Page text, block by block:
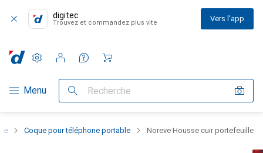
digitec
Trouvez et commandez plus vite Vers l'app
Navigation par catégorie
Menu Recherche
Paramètres
Compte client
Listes de comparaison
Listes d'envies
Panier
Coque pour téléphone portable Noreve Housse cuir portefeuille